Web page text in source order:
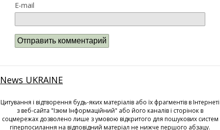
E-mail
News UKRAINE
Цитування і відтворення будь-яких матеріалів або їх фрагментів в Інтернеті
з веб-сайта "Ізюм Інформаційний" або його каналів і сторінок в
соцмережах дозволено лише з умовою відкритого для пошукових систем
гіперпосилання на відповідний матеріал не нижче першого абзацу.